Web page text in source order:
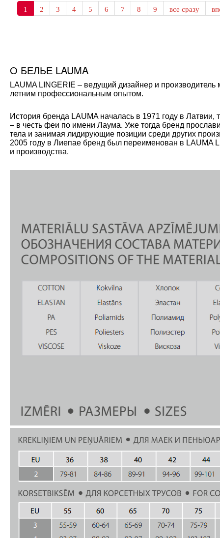
1 2 3 4 5 6 7 8 9 все сразу
О БЕЛЬЕ LAUMA
LAUMA LINGERIE – ведущий дизайнер и
летним профессиональным опытом.
История бренда LAUMA началась в 1971 году в
– в честь феи по имени Лаума. Уже тогда бренд
тела и занимая лидирующие позиции среди других
2005 году в Лиепае бренд был переименован в LAUMA
и производства.